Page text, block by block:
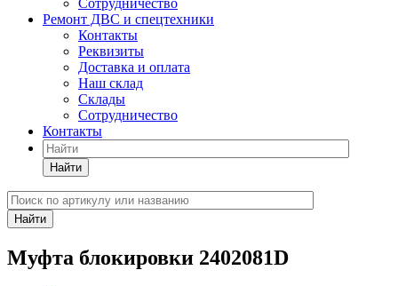
Сотрудничество
Ремонт ДВС и спецтехники
Контакты
Реквизиты
Доставка и оплата
Наш склад
Склады
Сотрудничество
Контакты
Найти
Найти
Муфта блокировки 2402081D